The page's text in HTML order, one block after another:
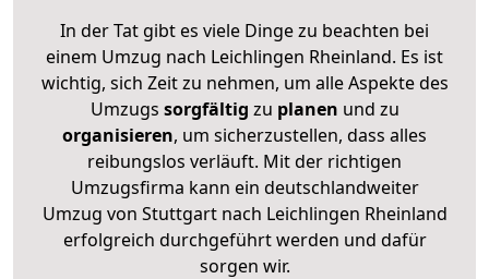
In der Tat gibt es viele Dinge zu beachten bei
einem Umzug nach Leichlingen Rheinland. Es ist
wichtig, sich Zeit zu nehmen, um alle Aspekte des
Umzugs sorgfältig zu planen und zu
organisieren, um sicherzustellen, dass alles
reibungslos verläuft. Mit der richtigen
Umzugsfirma kann ein deutschlandweiter
Umzug von Stuttgart nach Leichlingen Rheinland
erfolgreich durchgeführt werden und dafür
sorgen wir.